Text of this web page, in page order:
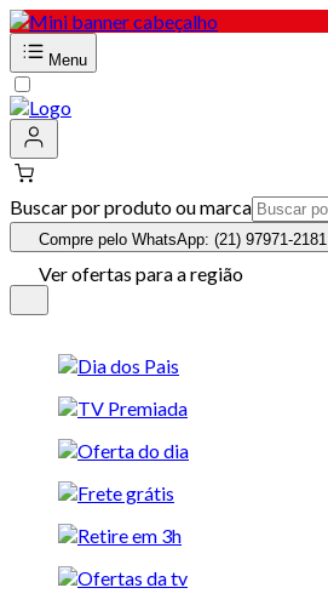
Menu
Buscar por produto ou marca
Compre pelo WhatsApp: (21) 97971-2181
Ver ofertas para a região